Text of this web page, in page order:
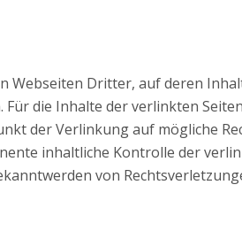
Webseiten Dritter, auf deren
die Inhalte der verlinkten
der Verlinkung auf mögliche
inhaltliche Kontrolle der
von